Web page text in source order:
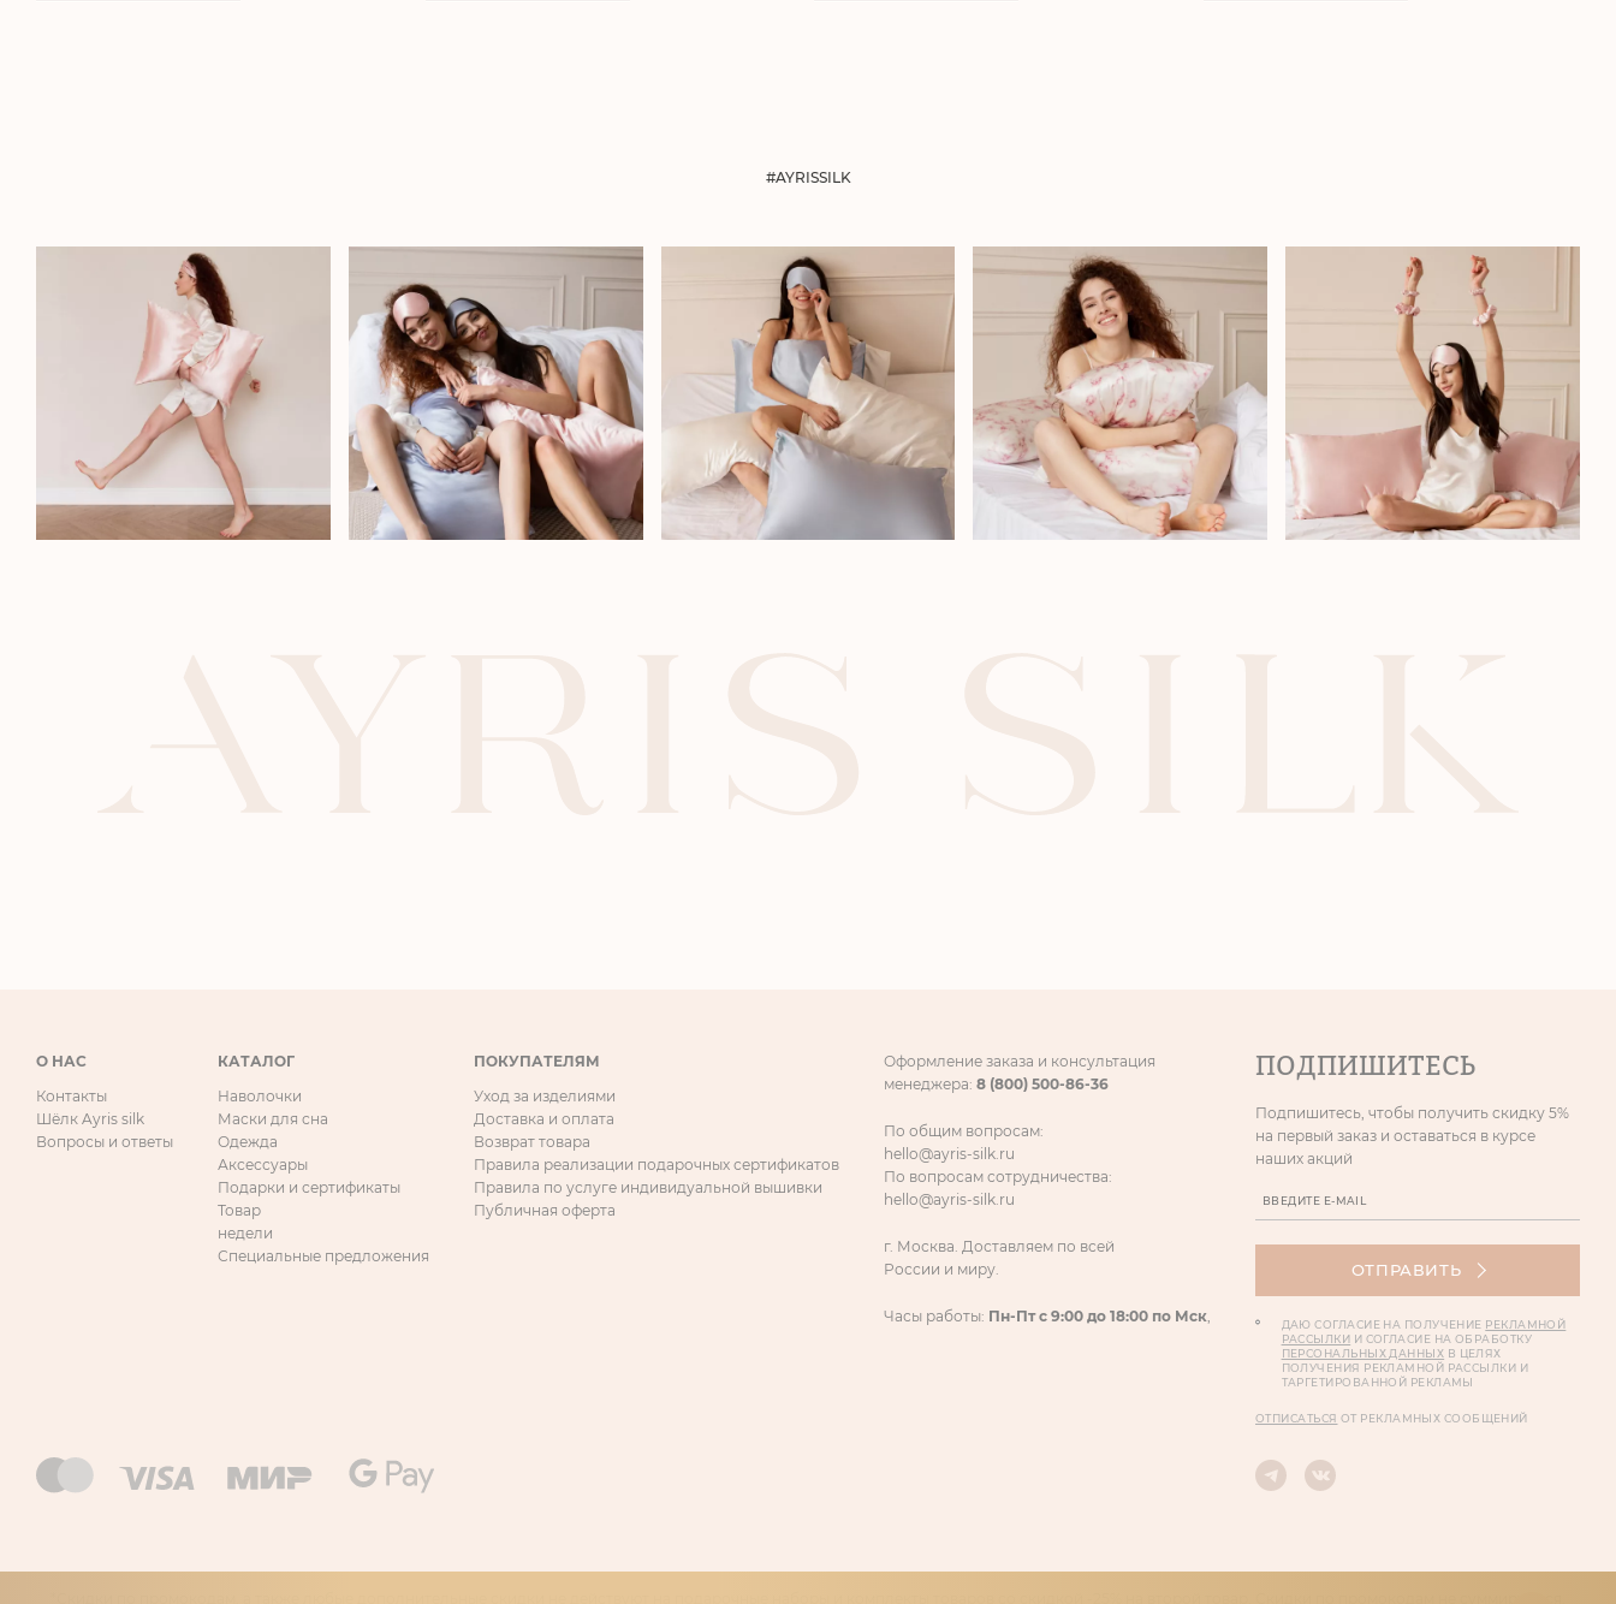
#AYRISSILK
О НАС
Контакты
Шёлк Ayris silk
Вопросы и ответы
КАТАЛОГ
Наволочки
Маски для сна
Одежда
Аксессуары
Подарки и сертификаты
Товар
недели
Специальные предложения
ПОКУПАТЕЛЯМ
Уход за изделиями
Доставка и оплата
Возврат товара
Правила реализации подарочных сертификатов
Правила по услуге индивидуальной вышивки
Публичная оферта
Оформление заказа и консультация
менеджера: 8 (800) 500-86-36
По общим вопросам:
hello@ayris-silk.ru
По вопросам сотрудничества:
hello@ayris-silk.ru
г. Москва. Доставляем по всей
России и миру.
Часы работы: Пн-Пт с 9:00 до 18:00 по Мск,
ПОДПИШИТЕСЬ
Подпишитесь, чтобы получить скидку 5%
на первый заказ и оставаться в курсе
наших акций
ОТПРАВИТЬ
ДАЮ СОГЛАСИЕ НА ПОЛУЧЕНИЕ РЕКЛАМНОЙ
РАССЫЛКИ И СОГЛАСИЕ НА ОБРАБОТКУ
ПЕРСОНАЛЬНЫХ ДАННЫХ В ЦЕЛЯХ
ПОЛУЧЕНИЯ РЕКЛАМНОЙ РАССЫЛКИ И
ТАРГЕТИРОВАННОЙ РЕКЛАМЫ
ОТПИСАТЬСЯ ОТ РЕКЛАМНЫХ СООБЩЕНИЙ